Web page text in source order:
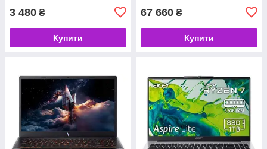
3 480 ₴
Купити
67 660 ₴
Купити